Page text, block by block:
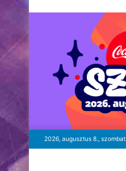
2026, augusztus 8., szombat